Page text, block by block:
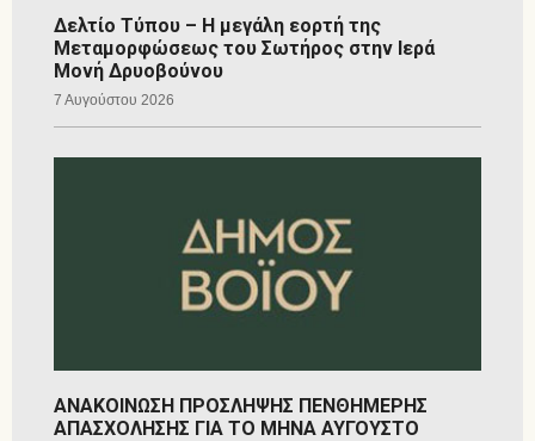
Δελτίο Τύπου – Η μεγάλη εορτή της
Μεταμορφώσεως του Σωτήρος στην Ιερά
Μονή Δρυοβούνου
7 Αυγούστου 2026
ΑΝΑΚΟΙΝΩΣΗ ΠΡΟΣΛΗΨΗΣ ΠΕΝΘΗΜΕΡΗΣ
ΑΠΑΣΧΟΛΗΣΗΣ ΓΙΑ ΤΟ ΜΗΝΑ ΑΥΓΟΥΣΤΟ